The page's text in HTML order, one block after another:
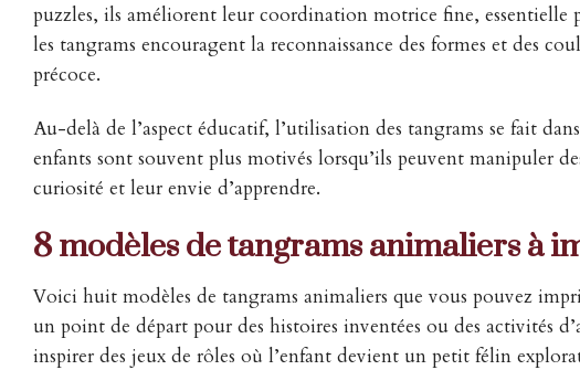
puzzles, ils améliorent leur coordination motrice fine, essentielle
les tangrams encouragent la reconnaissance des formes et des
précoce.
Au-delà de l’aspect éducatif, l’utilisation des tangrams se fait
enfants sont souvent plus motivés lorsqu’ils peuvent manipuler
curiosité et leur envie d’apprendre.
8 modèles de tangrams animaliers à
Voici huit modèles de tangrams animaliers que vous pouvez
un point de départ pour des histoires inventées ou des activités
inspirer des jeux de rôles où l’enfant devient un petit félin